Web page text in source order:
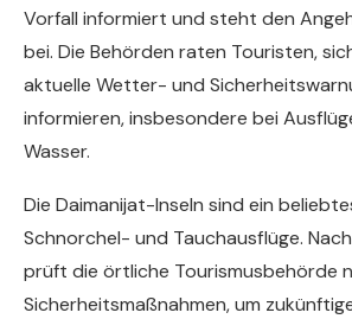
Vorfall informiert und steht den
bei. Die Behörden raten Touristen,
aktuelle Wetter- und
informieren, insbesondere bei
Wasser.
Die Daimanijat-Inseln sind ein
Schnorchel- und Tauchausflüge.
prüft die örtliche Tourismusbehörde
Sicherheitsmaßnahmen, um